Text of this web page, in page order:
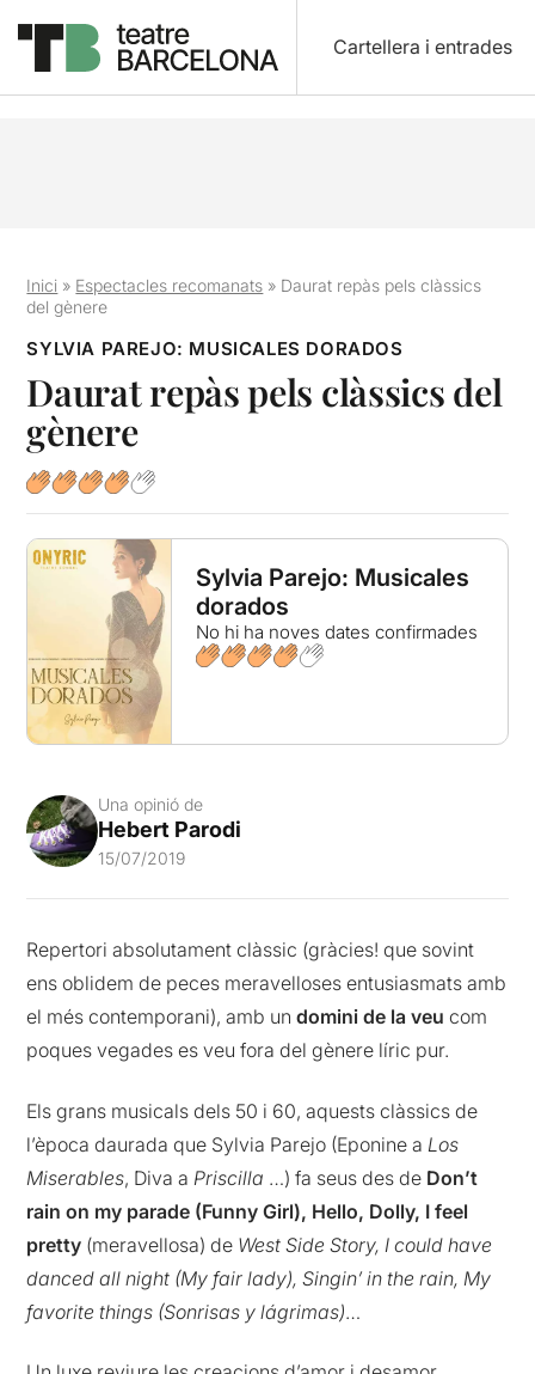
Cartellera i entrades
Inici » Espectacles recomanats » Daurat repàs pels clàssics
del gènere
SYLVIA PAREJO: MUSICALES DORADOS
Daurat repàs pels clàssics del
gènere
Sylvia Parejo: Musicales
dorados
No hi ha noves dates confirmades
Una opinió de
Hebert Parodi
15/07/2019
Repertori absolutament clàssic (gràcies! que sovint
ens oblidem de peces meravelloses entusiasmats amb
el més contemporani), amb undomini de la veu com
poques vegades es veu fora del gènere líric pur.
Els grans musicals dels 50 i 60, aquests clàssics de
l’època daurada que Sylvia Parejo (Eponine a Los
Miserables, Diva a Priscilla …) fa seus des de Don’t
rain on my parade (Funny Girl), Hello, Dolly, I feel
pretty (meravellosa) de West Side Story, I could have
danced all night (My fair lady), Singin’ in the rain, My
favorite things (Sonrisas y lágrimas)…